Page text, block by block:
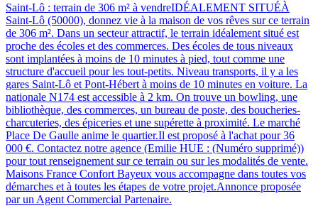
Saint-Lô : terrain de 306 m² à vendreIDÉALEMENT SITUÉÀ
Saint-Lô (50000), donnez vie à la maison de vos rêves sur ce terrain
de 306 m². Dans un secteur attractif, le terrain idéalement situé est
proche des écoles et des commerces. Des écoles de tous niveaux
sont implantées à moins de 10 minutes à pied, tout comme une
structure d'accueil pour les tout-petits. Niveau transports, il y a les
gares Saint-Lô et Pont-Hébert à moins de 10 minutes en voiture. La
nationale N174 est accessible à 2 km. On trouve un bowling, une
bibliothèque, des commerces, un bureau de poste, des boucheries-
charcuteries, des épiceries et une supérette à proximité. Le marché
Place De Gaulle anime le quartier.Il est proposé à l'achat pour 36
000 €. Contactez notre agence (Emilie HUE : (Numéro supprimé))
pour tout renseignement sur ce terrain ou sur les modalités de vente.
Maisons France Confort Bayeux vous accompagne dans toutes vos
démarches et à toutes les étapes de votre projet.Annonce proposée
par un Agent Commercial Partenaire.